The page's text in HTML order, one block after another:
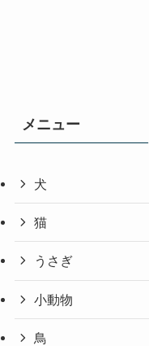
メニュー
犬
猫
うさぎ
小動物
鳥